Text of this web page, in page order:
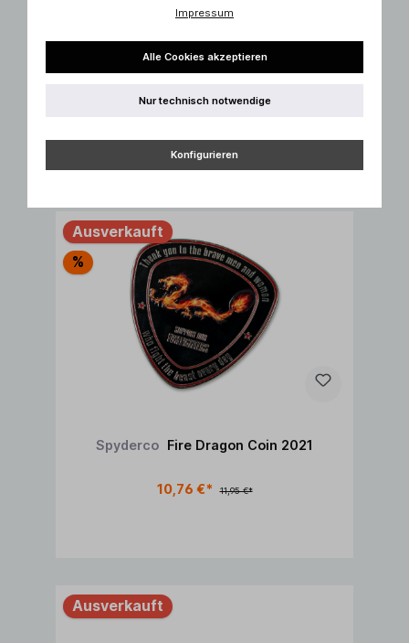
Böker Manufaktur Solingen Patch Rot
Ausverkauft
%
Spyderco Fire Dragon Coin 2021
10,76 €* 11,95 €*
Ausverkauft
Impressum
Alle Cookies akzeptieren
Nur technisch notwendige
Konfigurieren